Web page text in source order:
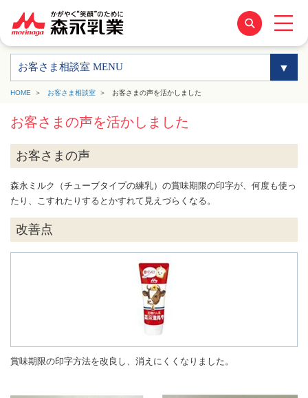
お客さま相談室 MENU
HOME お客さま相談室 お客さまの声を活かしました
お客さまの声を活かしました
お客さまの声
森永ミルク（チューブタイプの練乳）の賞味期限の印字が、何度も使っ
たり、こすれたりするとかすれて見えづらくなる。
改善点
賞味期限の印字方法を改良し、消えにくくなりました。